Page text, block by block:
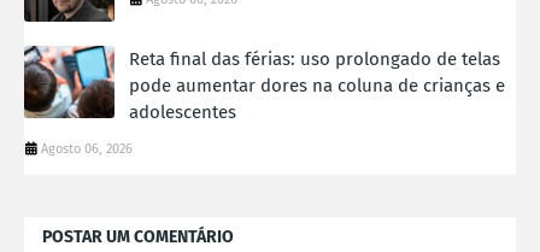
Reta final das férias: uso prolongado de telas
pode aumentar dores na coluna de crianças e
adolescentes
Agosto 06, 2026
POSTAR UM COMENTÁRIO